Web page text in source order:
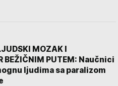
MOZAK I
BEŽIČNIM PUTEM: Naučnici
ljudima sa paralizom